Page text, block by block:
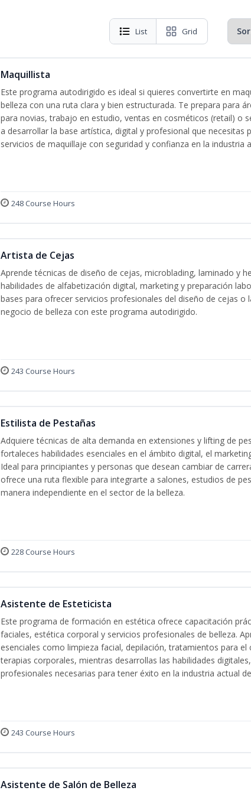
List Grid
Maquillista
Este programa autodirigido es ideal si quieres convertirte en
belleza con una ruta clara y bien estructurada. Te prepara para
para novias, trabajo en estudio, ventas en cosméticos (retail) o
a desarrollar la base artística, digital y profesional que necesitas
servicios de maquillaje con seguridad y confianza en la industria
248 Course Hours
Artista de Cejas
Aprende técnicas de diseño de cejas, microblading, laminado y
habilidades de alfabetización digital, marketing y preparación
bases para ofrecer servicios profesionales del diseño de cejas o
negocio de belleza con este programa autodirigido.
243 Course Hours
Estilista de Pestañas
Adquiere técnicas de alta demanda en extensiones y lifting de
fortaleces habilidades esenciales en el ámbito digital, el
Ideal para principiantes y personas que desean cambiar de
ofrece una ruta flexible para integrarte a salones, estudios de
manera independiente en el sector de la belleza.
228 Course Hours
Asistente de Esteticista
Este programa de formación en estética ofrece capacitación
faciales, estética corporal y servicios profesionales de belleza.
esenciales como limpieza facial, depilación, tratamientos para el
terapias corporales, mientras desarrollas las habilidades
profesionales necesarias para tener éxito en la industria actual
243 Course Hours
Asistente de Salón de Belleza